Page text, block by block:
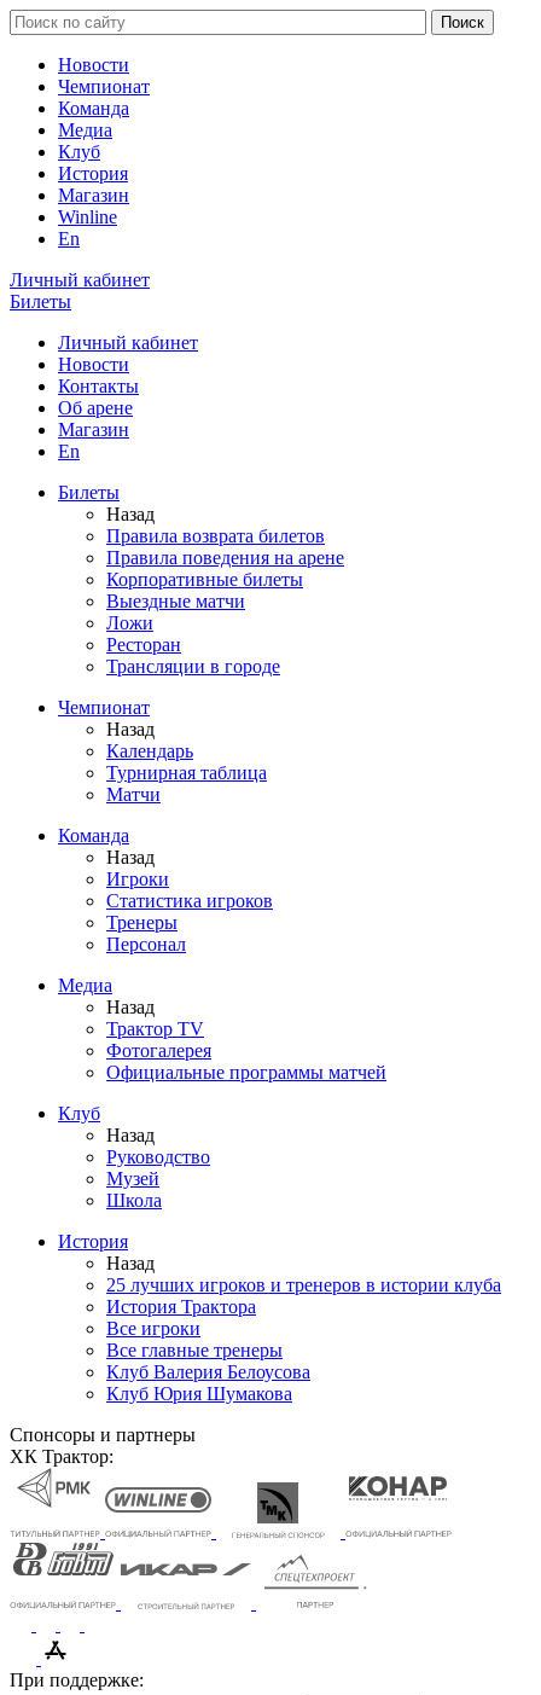
Новости
Чемпионат
Команда
Медиа
Клуб
История
Магазин
Winline
En
Личный кабинет
Билеты
Личный кабинет
Новости
Контакты
Об арене
Магазин
En
Билеты
Назад
Правила возврата билетов
Правила поведения на арене
Корпоративные билеты
Выездные матчи
Ложи
Ресторан
Трансляции в городе
Чемпионат
Назад
Календарь
Турнирная таблица
Матчи
Команда
Назад
Игроки
Статистика игроков
Тренеры
Персонал
Медиа
Назад
Трактор TV
Фотогалерея
Официальные программы матчей
Клуб
Назад
Руководство
Музей
Школа
История
Назад
25 лучших игроков и тренеров в истории клуба
История Трактора
Все игроки
Все главные тренеры
Клуб Валерия Белоусова
Клуб Юрия Шумакова
Спонсоры и партнеры
ХК Трактор:
При поддержке: